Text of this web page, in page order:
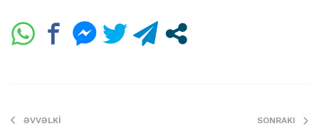
ƏVVƏLKI SONRAKI